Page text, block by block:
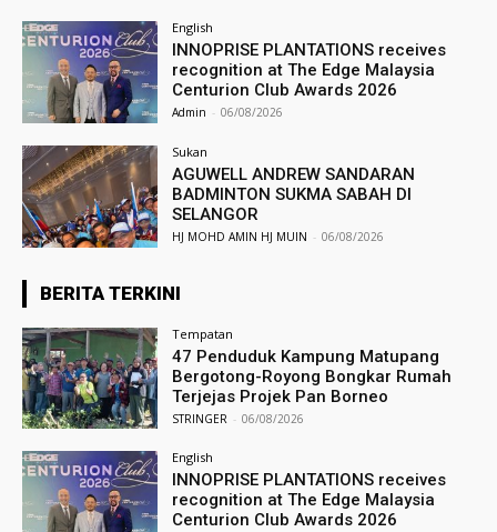
English
INNOPRISE PLANTATIONS receives
recognition at The Edge Malaysia
Centurion Club Awards 2026
Admin - 06/08/2026
Sukan
AGUWELL ANDREW SANDARAN
BADMINTON SUKMA SABAH DI
SELANGOR
HJ MOHD AMIN HJ MUIN - 06/08/2026
BERITA TERKINI
Tempatan
47 Penduduk Kampung Matupang
Bergotong-Royong Bongkar Rumah
Terjejas Projek Pan Borneo
STRINGER - 06/08/2026
English
INNOPRISE PLANTATIONS receives
recognition at The Edge Malaysia
Centurion Club Awards 2026